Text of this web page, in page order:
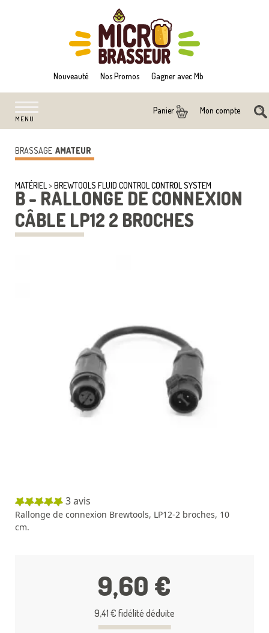
Nouveauté Nos Promos Gagner avec Mb
Panier Mon compte
MENU
MATÉRIEL> BREWTOOLS FLUID CONTROL CONTROL SYSTEM
B - RALLONGE DE CONNEXION
CÂBLE LP12 2 BROCHES
BRASSAGE AMATEUR
3avis
Rallonge de connexion Brewtools, LP12-2 broches, 10
cm.
9,60 €
9,41 € fidélité déduite